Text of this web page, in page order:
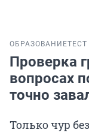
ОБРАЗОВАНИЕТЕСТ
Проверка
вопросах
точно
Только чур